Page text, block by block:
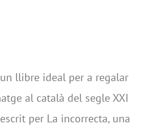
llibre ideal per a regalar
al català del segle XXI
per La incorrecta, una